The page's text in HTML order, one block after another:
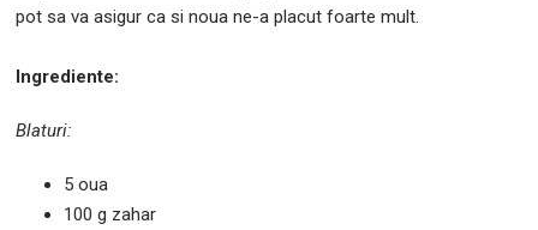
pot sa va asigur ca si noua ne-a placut foarte mult.
Ingrediente:
Blaturi:
5 oua
100 g zahar